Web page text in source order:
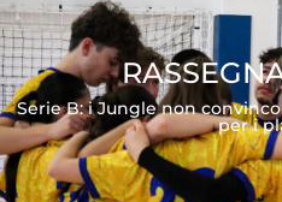
Serie B: i Jungle non
per i